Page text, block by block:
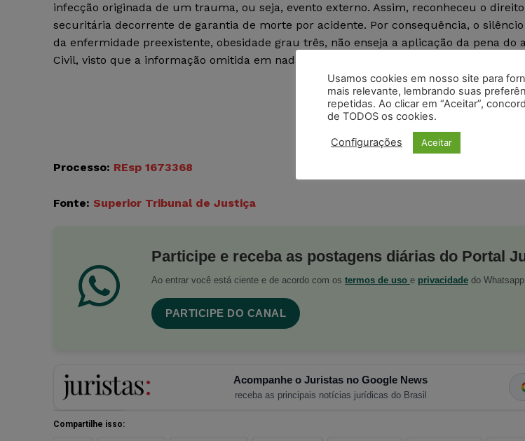
infecção originada de um trauma, ou seja, evento externo. Assim, reconheceu o
securitária decorrente de garantia de morte por acidente. Por consequência, o
da enfermidade preexistente, obesidade grau três, não enseja a aplicação da pena do
Civil, visto que a informação omitida em nada concorreu para a ocorrência da morte.
Processo: REsp 1673368
Fonte: Superior Tribunal de Justiça
Participe e receba as postagens diárias do Portal
Ao entrar você está ciente e de acordo com os termos de uso e privacidade do
PARTICIPE DO CANAL
Acompanhe o Juristas no Google News
receba as principais notícias jurídicas do Brasil
Compartilhe isso:
Usamos cookies em nosso site para
mais relevante, lembrando suas
repetidas. Ao clicar em “Aceitar”,
de TODOS os cookies.
Configurações Aceitar